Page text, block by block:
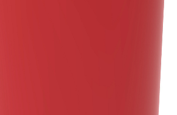
Емкости для воды 4500 литров
Емкости для воды 4000 литров
Емкости для воды 3000 литров
Емкости для воды 2500 литров
Емкости для воды 2000 литров
Емкости для воды 1500 литров
Емкости для воды 1000 литров